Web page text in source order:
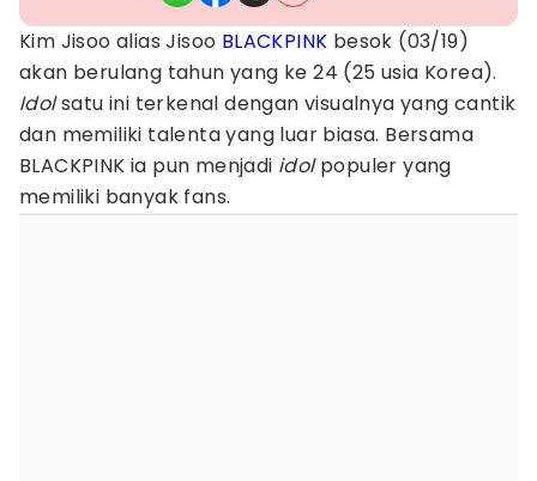
Kim Jisoo alias Jisoo BLACKPINK besok (03/19)
akan berulang tahun yang ke 24 (25 usia Korea).
Idolsatu ini terkenal dengan visualnya yang cantik
dan memiliki talenta yang luar biasa. Bersama
BLACKPINK ia pun menjadi idolpopuler yang
memiliki banyak fans.